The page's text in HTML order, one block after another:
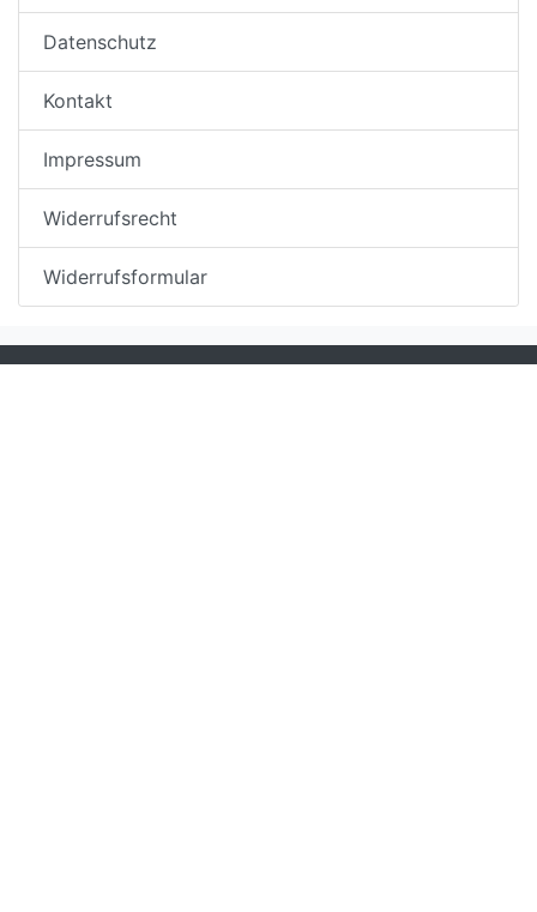
Datenschutz
Kontakt
Impressum
Widerrufsrecht
Widerrufsformular